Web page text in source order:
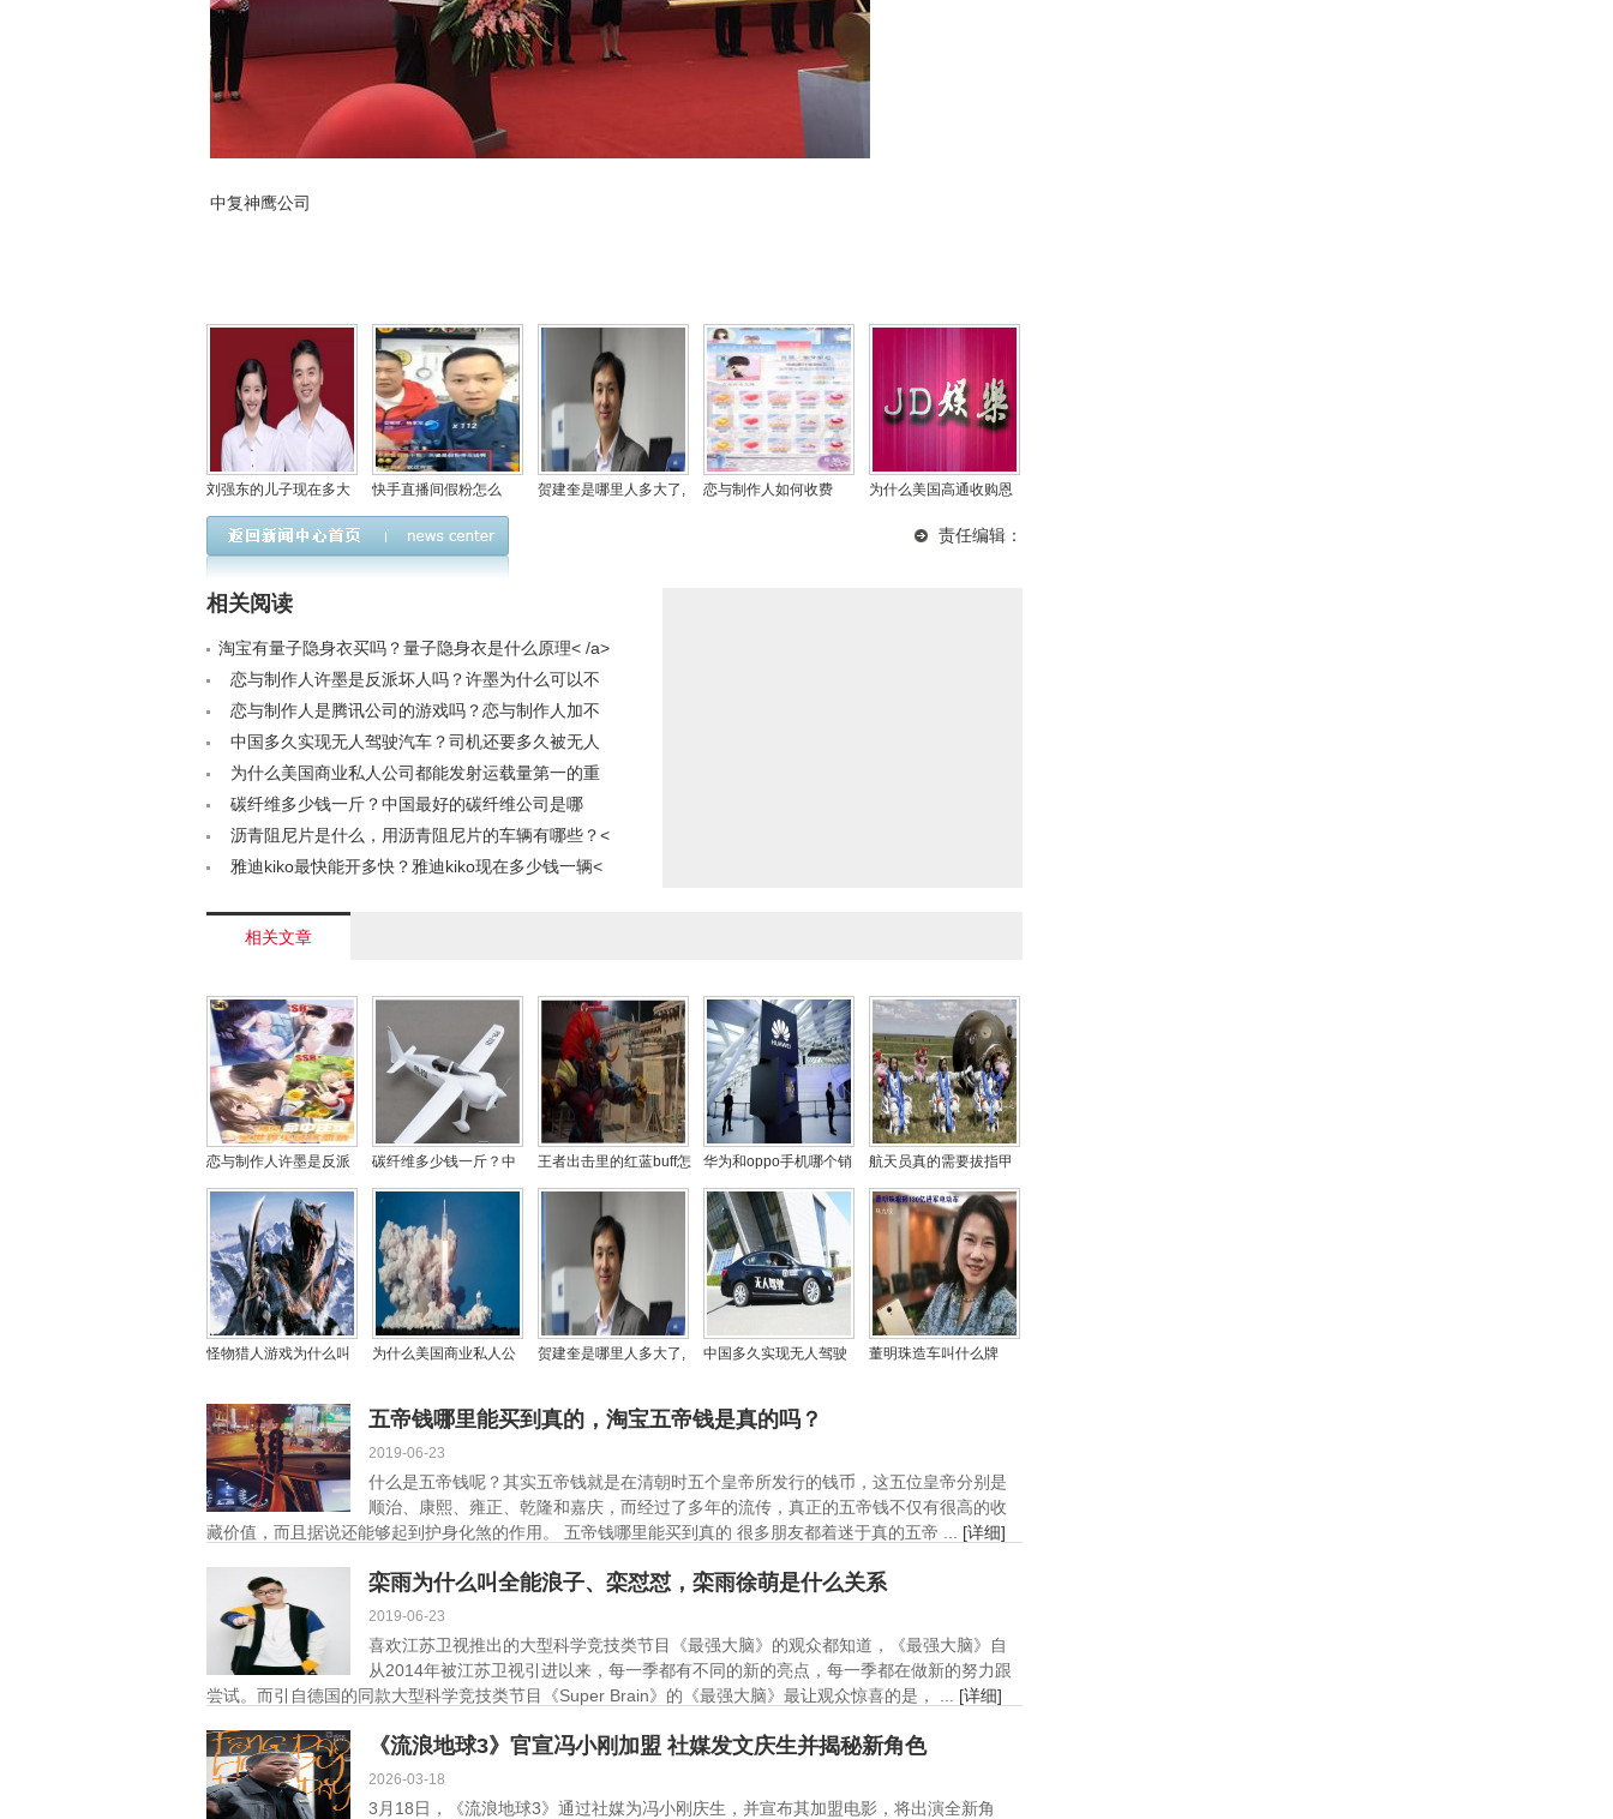
中复神鹰公司
刘强东的儿子现在多大
了？刘强东儿子的妈妈
是龚晓京吗
快手直播间假粉怎么
弄？快手活粉和假粉区
贺建奎是哪里人多大了,
恋与制作人如何收费
为什么美国高通收购恩
才行？通俗一点说给你
责任编辑：
相关阅读
淘宝有量子隐身衣买吗？量子隐身衣是什么原理< /a>
恋与制作人许墨是反派坏人吗？许墨为什么可以不
睡觉< /a>
恋与制作人是腾讯公司的游戏吗？恋与制作人加不
了好友咋回事< /a>
中国多久实现无人驾驶汽车？司机还要多久被无人
驾驶取代< /a>
为什么美国商业私人公司都能发射运载量第一的重
型火箭？且看分析！< /a>
碳纤维多少钱一斤？中国最好的碳纤维公司是哪
家？< /a>
沥青阻尼片是什么，用沥青阻尼片的车辆有哪些？<
/a> 雅迪kiko最快能开多快？雅迪kiko现在多少钱一辆<
相关文章
恋与制作人许墨是反派
坏人吗？许墨为什么可
以不睡觉
碳纤维多少钱一斤？中
国最好的碳纤维公司是
哪家？
王者出击里的红蓝buff怎
么做的？王者出击里跳
舞软件叫什么
华为和oppo手机哪个销
量好？华为手机与oppo
性价比分析
航天员真的需要拔指甲
吗？航天员不能有疤痕
是真的假的
怪物猎人游戏为什么叫
类型的游戏
为什么美国商业私人公
的重型火箭？且看分
析！
贺建奎是哪里人多大了,
对贺建奎的基因编辑？
中国多久实现无人驾驶
无人驾驶取代
董明珠造车叫什么牌
五帝钱哪里能买到真的，淘宝五帝钱是真的吗？
2019-06-23
什么是五帝钱呢？其实五帝钱就是在清朝时五个皇帝所发行的钱币，这五位皇帝分别是
顺治、康熙、雍正、乾隆和嘉庆，而经过了多年的流传，真正的五帝钱不仅有很高的收
藏价值，而且据说还能够起到护身化煞的作用。 五帝钱哪里能买到真的 很多朋友都着迷于真的五帝 ... [详细]
栾雨为什么叫全能浪子、栾怼怼，栾雨徐萌是什么关系
2019-06-23
喜欢江苏卫视推出的大型科学竞技类节目《最强大脑》的观众都知道，《最强大脑》自
从2014年被江苏卫视引进以来，每一季都有不同的新的亮点，每一季都在做新的努力跟
尝试。而引自德国的同款大型科学竞技类节目《Super Brain》的《最强大脑》最让观众惊喜的是， ... [详细]
《流浪地球3》官宣冯小刚加盟 社媒发文庆生并揭秘新角色
2026-03-18
3月18日，《流浪地球3》通过社媒为冯小刚庆生，并宣布其加盟电影，将出演全新角